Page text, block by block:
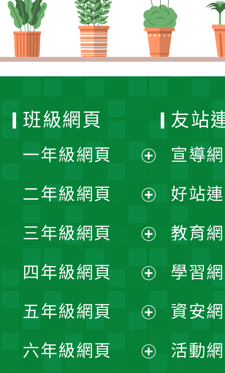
班級網頁
一年級網頁
開
選
單
二年級網頁
開
選
單
三年級網頁
開
選
單
四年級網頁
開
選
五年級網頁
開
六年級網頁
友站
宣導
好站
教育
學習
資安
活動